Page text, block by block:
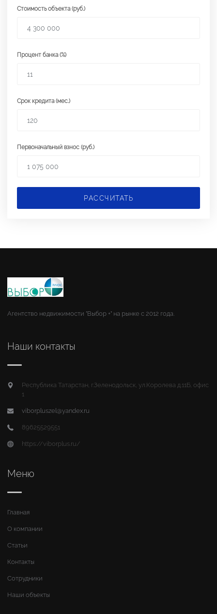
Стоимость объекта (руб.)
Процент банка (%)
Срок кредита (мес.)
Первоначальный взнос (руб.)
РАССЧИТАТЬ
Агентство недвижимости "Выбор +" на рынке с 2012 года.
Наши контакты
Республика Татарстан, г.Зеленодольск, ул.Королева д.11Б, офис
1
viborpluszel@yandex.ru
89625529551
https://viborplus.ru/
Меню
Главная
О компании
Статьи
Контакты
Сотрудники
Наши объекты